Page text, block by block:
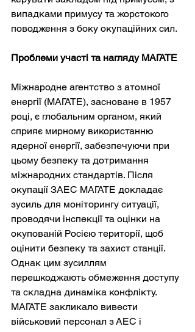
випадками примусу та жорстокого
поводження з боку окупаційних сил.
Проблеми участі та нагляду МАГАТЕ
Міжнародне агентство з атомної
енергії (МАГАТЕ), засноване в 1957
році, є глобальним органом, який
сприяє мирному використанню
ядерної енергії, забезпечуючи при
цьому безпеку та дотримання
міжнародних стандартів. Після
окупації ЗАЕС МАГАТЕ докладає
зусиль для моніторингу ситуації,
проводячи інспекції та оцінки на
окупованій Росією території, щоб
оцінити безпеку та захист станції.
Однак цим зусиллям
перешкоджають обмеження доступу
та складна динаміка конфлікту.
МАГАТЕ закликало вивести
військовий персонал з АЕС і